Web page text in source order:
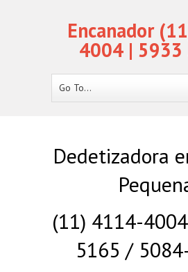
Encanador
4004 | 5933
Go To...
Dedetizadora
(11) 4114-
5165 /